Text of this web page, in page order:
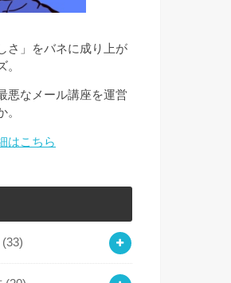
さ」をバネに成り上が
。
悪なメール講座を運営
。
はこちら
(33)